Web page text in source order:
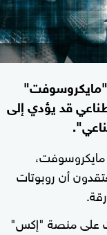
"مايكروسوفت"
قد يؤدي إلى
أن روبوتات
على منصة "إكس"